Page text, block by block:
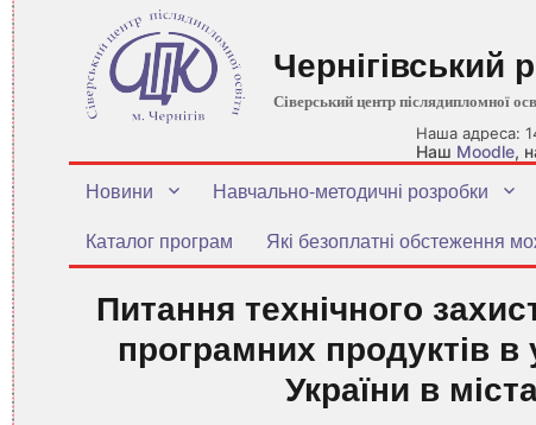
Наша адреса:
Наш Moodle,
Чернігівський
Сіверський центр післядипломної
Новини Навчально-методичні розробки
Каталог програм
Які безоплатні обстеження
Питання технічного
програмних продуктів
України в